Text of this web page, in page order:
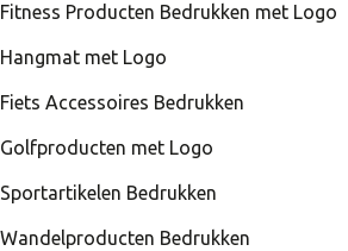
Fitness Producten Bedrukken met Logo
Hangmat met Logo
Fiets Accessoires Bedrukken
Golfproducten met Logo
Sportartikelen Bedrukken
Wandelproducten Bedrukken